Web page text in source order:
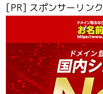
[PR] スポンサーリンク